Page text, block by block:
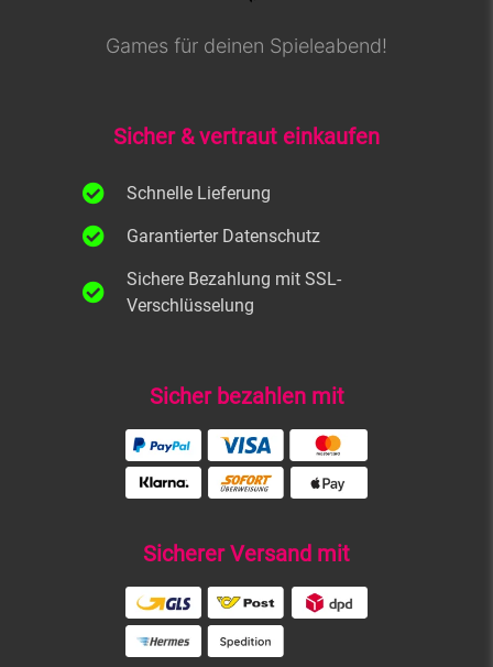
Games für deinen Spieleabend!
Sicher & vertraut einkaufen
Schnelle Lieferung
Garantierter Datenschutz
Sichere Bezahlung mit SSL-
Verschlüsselung
Sicher bezahlen mit
Sicherer Versand mit